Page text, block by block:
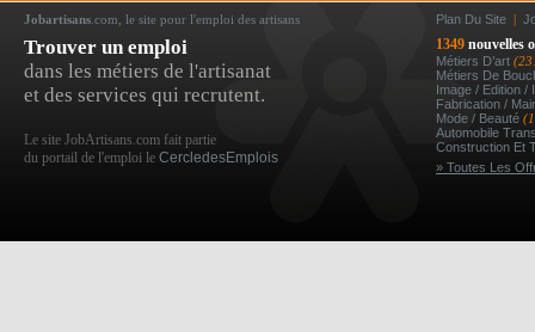
Jobartisans .com, le site pour l'emploi des artisans Plan Du Site |
Trouver un emploi
dans les métiers de l'artisanat
et des services qui recrutent.
Le site JobArtisans.com fait partie
du portail de l'emploi le CercledesEmplois
1349 nouvelles
Métiers D’art
Métiers De
Image / Edition /
Fabrication /
Mode / Beauté
Automobile
Construction Et
» Toutes Les